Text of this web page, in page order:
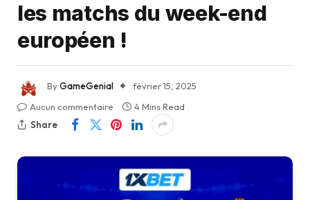
les matchs du week-end
européen !
ByGameGenial
février 15, 2025
Aucun commentaire
4 Mins Read
Share